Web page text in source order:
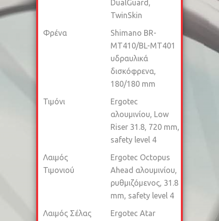
DualGuard,
TwinSkin
Φρένα
Shimano BR-
MT410/BL-MT401
υδραυλικά
δισκόφρενα,
180/180 mm
Τιμόνι
Ergotec
αλουμινίου, Low
Riser 31.8, 720 mm,
safety level 4
Λαιμός
Τιμονιού
Ergotec Octopus
Ahead αλουμινίου,
ρυθμιζόμενος, 31.8
mm, safety level 4
Λαιμός Σέλας
Ergotec Atar